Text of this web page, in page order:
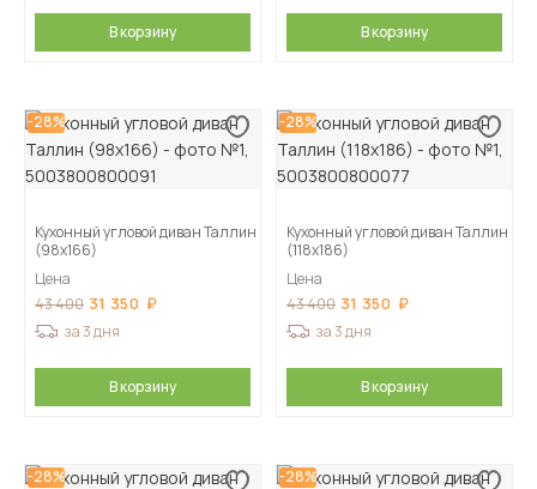
В корзину В корзину
-28%
Кухонный угловой диван Таллин
(98х166)
Цена
43 400 31 350
за 3 дня
В корзину
-28%
Кухонный угловой диван Таллин
(118х186)
Цена
43 400 31 350
за 3 дня
В корзину
-28% -28%